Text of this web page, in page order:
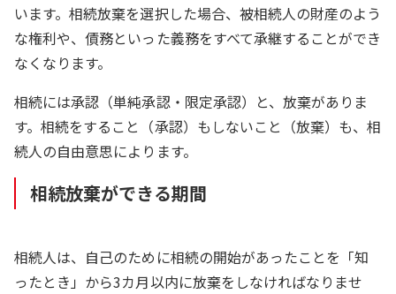
います。相続放棄を選択した場合、被相続人の財産のよう
な権利や、債務といった義務をすべて承継することができ
なくなります。
相続には承認（単純承認・限定承認）と、放棄がありま
す。相続をすること（承認）もしないこと（放棄）も、相
続人の自由意思によります。
相続放棄ができる期間
相続人は、自己のために相続の開始があったことを「知
ったとき」から3カ月以内に放棄をしなければなりませ